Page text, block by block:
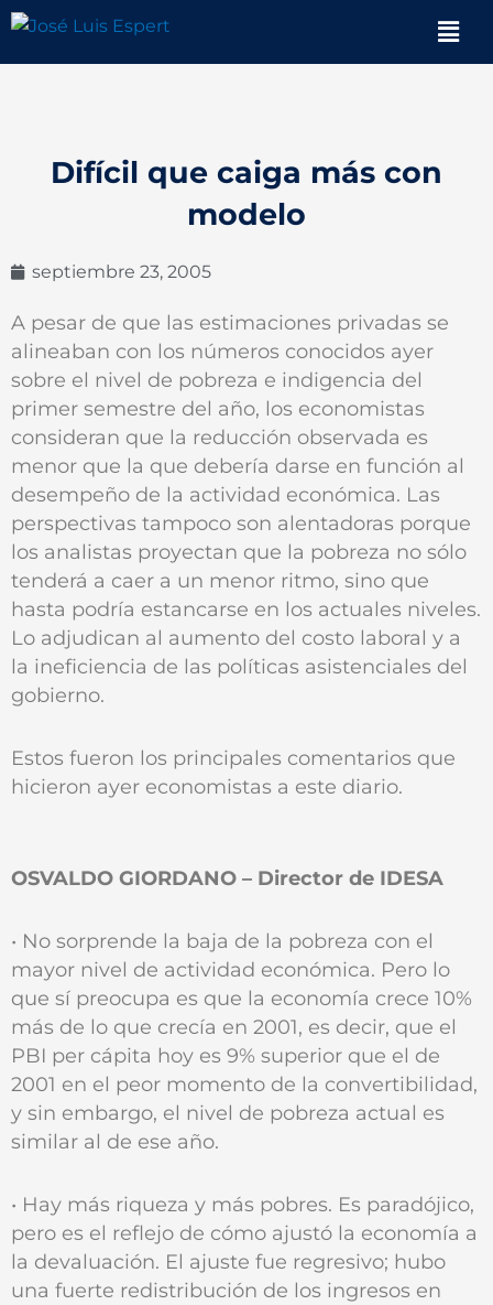
contenido
Difícil que caiga más con
modelo
septiembre 23, 2005
A pesar de que las estimaciones privadas se
alineaban con los números conocidos ayer
sobre el nivel de pobreza e indigencia del
primer semestre del año, los economistas
consideran que la reducción observada es
menor que la que debería darse en función al
desempeño de la actividad económica. Las
perspectivas tampoco son alentadoras porque
los analistas proyectan que la pobreza no sólo
tenderá a caer a un menor ritmo, sino que
hasta podría estancarse en los actuales niveles.
Lo adjudican al aumento del costo laboral y a
la ineficiencia de las políticas asistenciales del
gobierno.
Estos fueron los principales comentarios que
hicieron ayer economistas a este diario.
OSVALDO GIORDANO – Director de IDESA
• No sorprende la baja de la pobreza con el
mayor nivel de actividad económica. Pero lo
que sí preocupa es que la economía crece 10%
más de lo que crecía en 2001, es decir, que el
PBI per cápita hoy es 9% superior que el de
2001 en el peor momento de la convertibilidad,
y sin embargo, el nivel de pobreza actual es
similar al de ese año.
• Hay más riqueza y más pobres. Es paradójico,
pero es el reflejo de cómo ajustó la economía a
la devaluación. El ajuste fue regresivo; hubo
una fuerte redistribución de los ingresos en